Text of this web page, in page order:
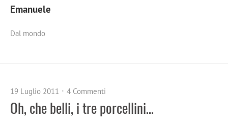
Emanuele
Dal mondo
19 Luglio 2011 4 Commenti
Oh, che belli, i tre porcellini…